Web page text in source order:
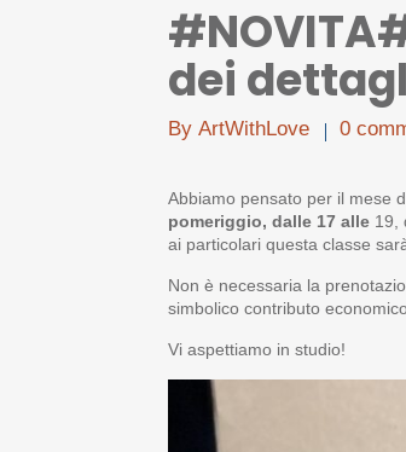
dei
By ArtWithLove 0
Abbiamo pensato per il mese
pomeriggio, dalle 17 alle 19,
ai particolari questa classe
Non è necessaria la
simbolico contributo
Vi aspettiamo in studio!